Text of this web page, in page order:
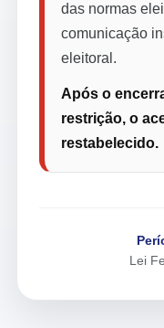
das normas
comunicação
eleitoral.
Após o
restrição, o
restabelecido.
Lei